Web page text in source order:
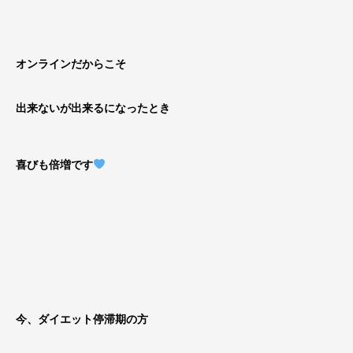
オンラインだからこそ
出来ないが出来るになったとき
喜びも倍増です
今、ダイエット停滞期の方